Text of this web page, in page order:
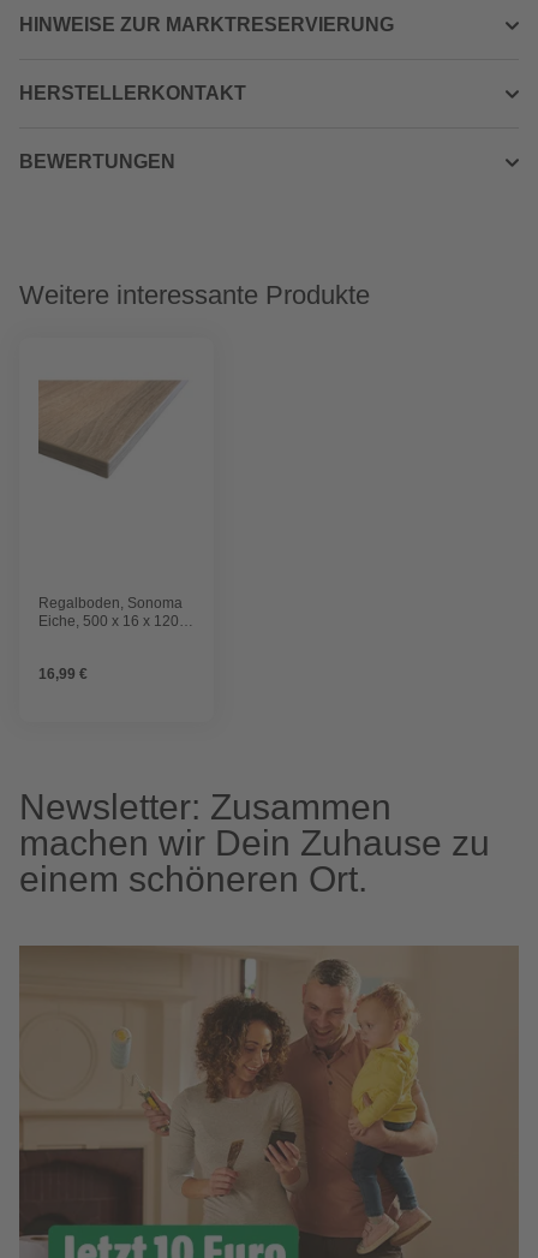
HINWEISE ZUR MARKTRESERVIERUNG
HERSTELLERKONTAKT
BEWERTUNGEN
Weitere interessante Produkte
Regalboden, Sonoma
Eiche, 500 x 16 x 1200
16,99 €
Newsletter: Zusammen
machen wir Dein Zuhause zu
einem schöneren Ort.